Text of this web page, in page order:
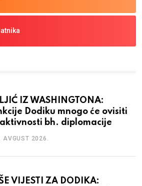
IZ WASHINGTONA:
Dodiku mnogo će ovisiti
bh. diplomacije
AVGUST 2026.
VIJESTI ZA DODIKA: